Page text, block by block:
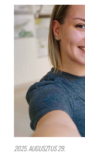
2025. AUGUSZTUS 29.